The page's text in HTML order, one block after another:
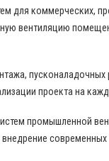
для коммерческих,
вентиляцию
проекта на
промышленной